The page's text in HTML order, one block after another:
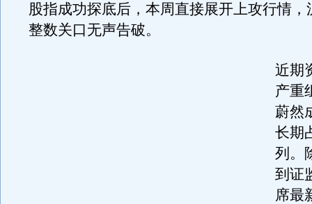
股指成功探底后，本周直接展开上攻行情
整数关口无声告破。
近期
产重
蔚然
长期
列。
到证
席最